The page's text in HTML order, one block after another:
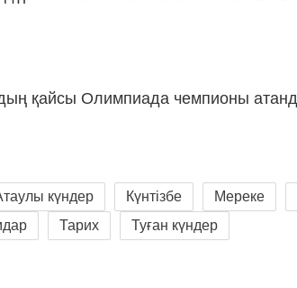
қайсы Олимпиада чемпионы
күндер Күнтізбе
Мереке
Тарих
Туған күндер